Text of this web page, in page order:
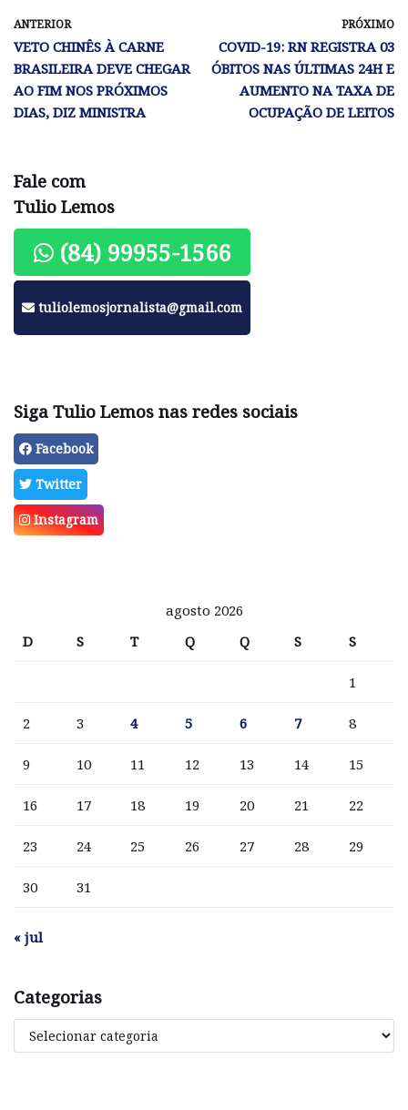
ANTERIOR
VETO CHINÊS À CARNE
BRASILEIRA DEVE CHEGAR
AO FIM NOS PRÓXIMOS
DIAS, DIZ MINISTRA
PRÓXIMO
COVID-19: RN REGISTRA 03
ÓBITOS NAS ÚLTIMAS 24H E
AUMENTO NA TAXA DE
OCUPAÇÃO DE LEITOS
Fale com
Tulio Lemos
(84) 99955-1566
tuliolemosjornalista@gmail.com
Siga Tulio Lemos nas redes sociais
Facebook
Twitter
Instagram
agosto 2026
D
S T Q Q S S
1
2 3 4 5 6 7 8
9 10 11 12 13 14 15
16 17 18 19 20 21 22
23 24 25 26 27 28 29
30 31
« jul
Categorias